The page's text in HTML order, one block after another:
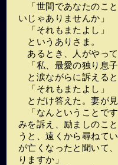
「世間であなたのこ
いじゃありませんか」
「それもまたよし」
というありさま。
あるとき、人がやっ
「私、最愛の独り息
と涙ながらに訴える
「それもまたよし」
とだけ答えた。妻が
「なんということで
みを訴え、励ましのこ
うと、遠くから尋ねて
が亡くなったと聞いて
りますか」